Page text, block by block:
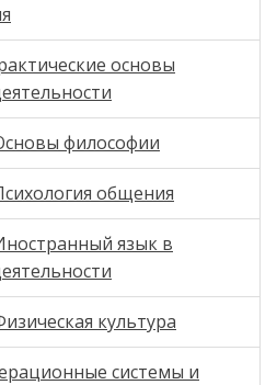
основы
философии
общения
язык в
культура
системы и